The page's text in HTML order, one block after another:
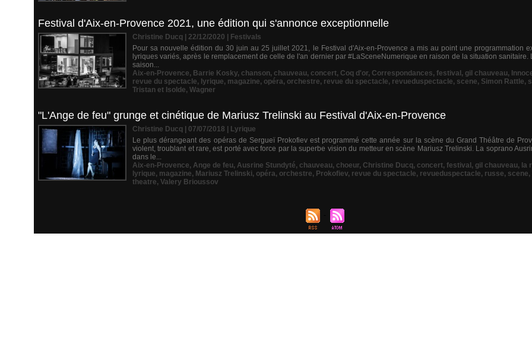
Festival d'Aix-en-Provence 2021, une édition qui s'annonce exceptionnelle
Christine Ducq | 22/12/2020
Festivals
Pour sa nouvelle édition du 30 juin au 25 juillet 2021, le Festival d'Aix-en-Provence a mis au point une programmation
lyriques variés, après le remplacement de celle de l'an dernier par #LaSceneNumerique en raison de la situation
saison...
Aix-en-Provence, Barrie Kosky, chanson, chauveau, concert, Coq d'or, Correspondances, festival , gil chauveau,
revue du spectacle, lyrique, magazine, opéra, orchestre, revue du spectacle, revueduspectacle, scene, Simon Rattle,
Tristan et Isolde, Wagner
"L'Ange de feu" grunge et cinétique de Mariusz Trelinski au Festival d'Aix-en-Provence
Christine Ducq | 07/07/2018
Lyrique
Le plus dérangeant des opéras de Sergueï Prokofiev est programmé cette année sur la scène du Grand Théâtre de
violent, troublant et rare, est porté avec force par la superbe vision du metteur en scène Mariusz Trelinski. La soprano
dans le...
Aix-en-Provence, Ange de feu, Ausrine Stundyté, chauveau, choeur, Christine Ducq, concert, festival , gil chauveau, la
lyrique, magazine, Mariusz Trelinski, opéra, orchestre, Prokofiev, revue du spectacle, revueduspectacle, russe, scene,
theatre, Valery Brioussov